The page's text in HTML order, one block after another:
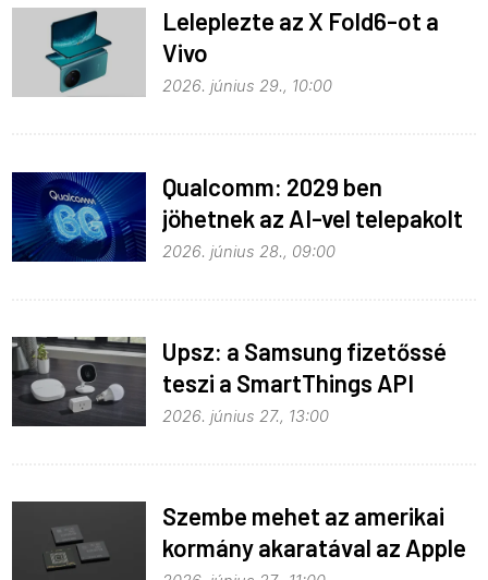
Leleplezte az X Fold6-ot a
Vivo
2026. június 29., 10:00
Qualcomm: 2029 ben
jöhetnek az AI-vel telepakolt
6G-s telefonok
2026. június 28., 09:00
Upsz: a Samsung fizetőssé
teszi a SmartThings API
hozzáférést
2026. június 27., 13:00
Szembe mehet az amerikai
kormány akaratával az Apple